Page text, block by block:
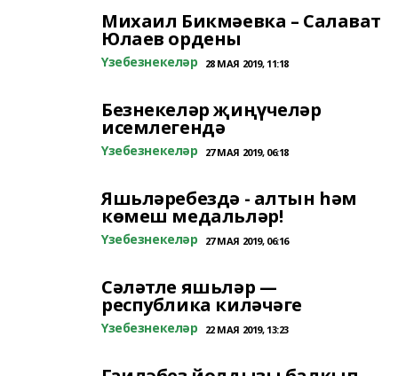
Михаил Бикмәевка – Салават
Юлаев ордены
Үзебезнекеләр 28 МАЯ 2019, 11:18
Безнекеләр җиңүчеләр
исемлегендә
Үзебезнекеләр 27 МАЯ 2019, 06:18
Яшьләребездә - алтын һәм
көмеш медальләр!
Үзебезнекеләр 27 МАЯ 2019, 06:16
Сәләтле яшьләр —
республика киләчәге
Үзебезнекеләр 22 МАЯ 2019, 13:23